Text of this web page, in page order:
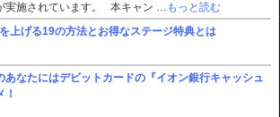
実施されています。 本キャン …
もっと読む
上げる19の方法とお得なステージ特典とは
あなたにはデビットカードの『イオン銀行キャッシュ